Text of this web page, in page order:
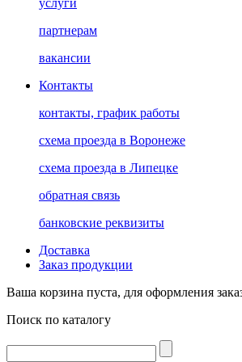
услуги
партнерам
вакансии
Контакты
контакты, график работы
схема проезда в Воронеже
схема проезда в Липецке
обратная связь
банковские реквизиты
Доставка
Заказ продукции
Ваша корзина пуста, для оформления
Поиск по каталогу